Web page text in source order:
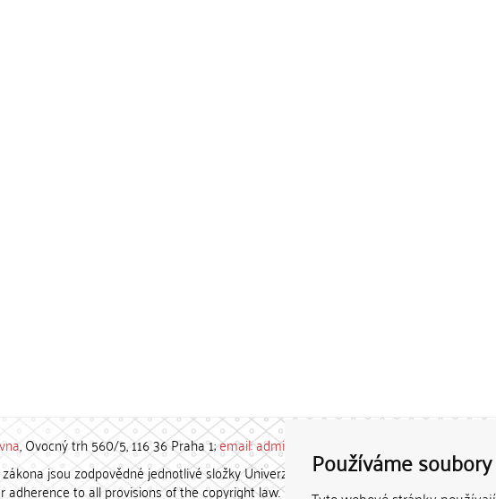
Používáme
, Ovocný trh 560/5, 116 36 Praha 1;email: admin-repozitar [at] cuni.cz
jsou zodpovědné jednotlivé složky Univerzity Karlovy. / Each constituent
to all provisions of the copyright law.